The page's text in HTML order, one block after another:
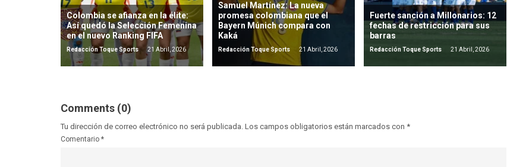
Colombia se afianza en la élite:
Así quedó la Selección Femenina
en el nuevo Ranking FIFA
Redacción Toque Sports 21 Abril, 2026
Samuel Martínez: La nueva
promesa colombiana que el
Bayern Múnich compara con
Kaká
Redacción Toque Sports 21 Abril, 2026
Fuerte sanción a Millonarios: 12
fechas de restricción para sus
barras
Redacción Toque Sports 21 Abril, 2026
Comments (0)
Tu dirección de correo electrónico no será publicada. Los campos obligatorios están marcados con *
Comentario *